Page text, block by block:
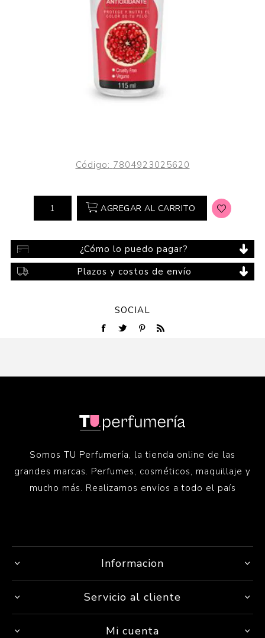
Código: 7804923025620
AGREGAR AL CARRITO
¿Cómo lo puedo pagar?
Plazos y costos de envío
SOCIAL
Somos TU Perfumería, la tienda online de las
grandes marcas. Perfumes, cosméticos, maquillaje y
mucho más. Realizamos envíos a todo el país
Informacion
Servicio al cliente
Mi cuenta